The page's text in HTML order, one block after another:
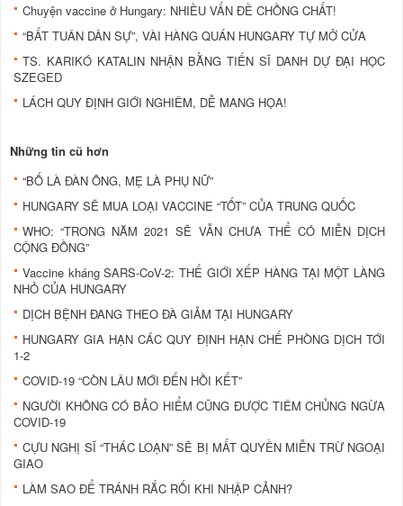
Chuyện vaccine ở Hungary: NHIỀU VẤN ĐỀ CHỒNG CHẤT!
“BẤT TUÂN DÂN SỰ”, VÀI HÀNG QUÁN HUNGARY TỰ MỞ CỬA
TS. KARIKÓ KATALIN NHẬN BẰNG TIẾN SĨ DANH DỰ ĐẠI HỌC
SZEGED
LÁCH QUY ĐỊNH GIỚI NGHIÊM, DỄ MANG HỌA!
Những tin cũ hơn
“BỐ LÀ ĐÀN ÔNG, MẸ LÀ PHỤ NỮ”
HUNGARY SẼ MUA LOẠI VACCINE “TỐT” CỦA TRUNG QUỐC
WHO: “TRONG NĂM 2021 SẼ VẪN CHƯA THỂ CÓ MIỄN DỊCH
CỘNG ĐỒNG”
Vaccine kháng SARS-CoV-2: THẾ GIỚI XẾP HÀNG TẠI MỘT LÀNG
NHỎ CỦA HUNGARY
DỊCH BỆNH ĐANG THEO ĐÀ GIẢM TẠI HUNGARY
HUNGARY GIA HẠN CÁC QUY ĐỊNH HẠN CHẾ PHÒNG DỊCH TỚI
1-2
COVID-19 “CÒN LÂU MỚI ĐẾN HỒI KẾT”
NGƯỜI KHÔNG CÓ BẢO HIỂM CŨNG ĐƯỢC TIÊM CHỦNG NGỪA
COVID-19
CỰU NGHỊ SĨ “THÁC LOẠN” SẼ BỊ MẤT QUYỀN MIỄN TRỪ NGOẠI
GIAO
LÀM SAO ĐỂ TRÁNH RẮC RỐI KHI NHẬP CẢNH?